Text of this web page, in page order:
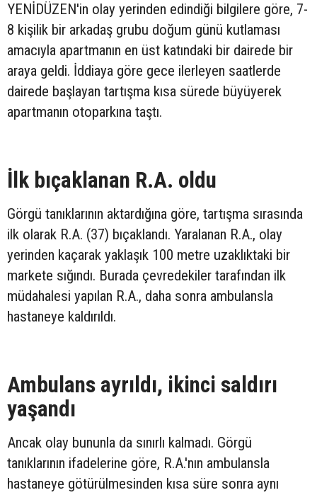
YENİDÜZEN'in olay yerinden edindiği bilgilere göre, 7-
8 kişilik bir arkadaş grubu doğum günü kutlaması
amacıyla apartmanın en üst katındaki bir dairede bir
araya geldi. İddiaya göre gece ilerleyen saatlerde
dairede başlayan tartışma kısa sürede büyüyerek
apartmanın otoparkına taştı.
İlk bıçaklanan R.A. oldu
Görgü tanıklarının aktardığına göre, tartışma sırasında
ilk olarak R.A. (37) bıçaklandı. Yaralanan R.A., olay
yerinden kaçarak yaklaşık 100 metre uzaklıktaki bir
markete sığındı. Burada çevredekiler tarafından ilk
müdahalesi yapılan R.A., daha sonra ambulansla
hastaneye kaldırıldı.
Ambulans ayrıldı, ikinci saldırı
yaşandı
Ancak olay bununla da sınırlı kalmadı. Görgü
tanıklarının ifadelerine göre, R.A.'nın ambulansla
hastaneye götürülmesinden kısa süre sonra aynı